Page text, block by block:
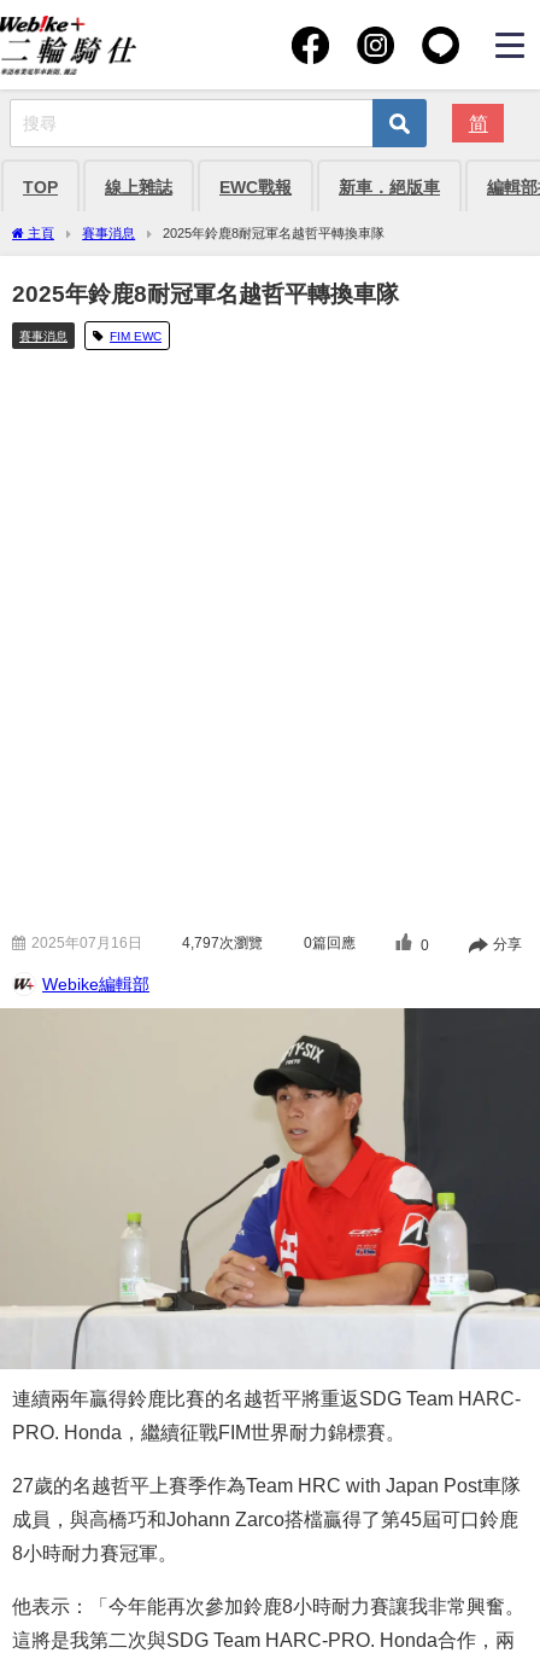
简
TOP 線上雜誌 EWC戰報 新車．絕版車 編輯
主頁 賽事消息 2025年鈴鹿8耐冠軍名越哲平轉換車隊
2025年鈴鹿8耐冠軍名越哲平轉換車隊
賽事消息 FIM EWC
2025年07月16日 4,797次瀏覽 0篇回應 0 分享
Webike編輯部
連續兩年贏得鈴鹿比賽的名越哲平將重返SDG Team HARC-
PRO. Honda，繼續征戰FIM世界耐力錦標賽。
27歲的名越哲平 上賽季作為Team HRC with Japan Post車隊
成員，與高橋巧和Johann Zarco搭檔贏得了第45屆可口鈴鹿
8小時耐力賽冠軍。
他表示：「今年能再次參加鈴鹿8小時耐力賽讓我非常興奮。
這將是我第二次與SDG Team HARC-PRO. Honda合作，兩